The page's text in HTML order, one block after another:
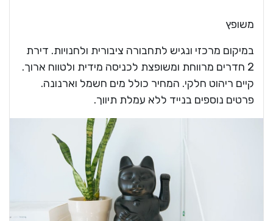
משופץ
במיקום מרכזי ונגיש לתחבורה ציבורית ולחנויות. דירת
2 חדרים מרווחת ומשופצת לכניסה מידית ולטווח ארוך.
קיים ריהוט חלקי. המחיר כולל מים חשמל וארנונה.
פרטים נוספים בנייד ללא עמלת תיווך.